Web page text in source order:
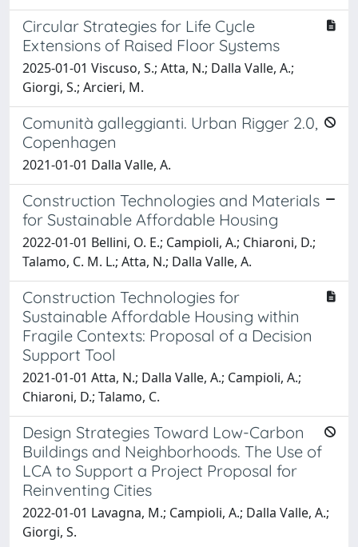
Circular Strategies for Life Cycle
Extensions of Raised Floor Systems
2025-01-01 Viscuso, S.; Atta, N.; Dalla Valle, A.;
Giorgi, S.; Arcieri, M.
Comunità galleggianti. Urban Rigger 2.0,
Copenhagen
2021-01-01 Dalla Valle, A.
Construction Technologies and Materials
for Sustainable Affordable Housing
2022-01-01 Bellini, O. E.; Campioli, A.; Chiaroni, D.;
Talamo, C. M. L.; Atta, N.; Dalla Valle, A.
Construction Technologies for
Sustainable Affordable Housing within
Fragile Contexts: Proposal of a Decision
Support Tool
2021-01-01 Atta, N.; Dalla Valle, A.; Campioli, A.;
Chiaroni, D.; Talamo, C.
Design Strategies Toward Low-Carbon
Buildings and Neighborhoods. The Use of
LCA to Support a Project Proposal for
Reinventing Cities
2022-01-01 Lavagna, M.; Campioli, A.; Dalla Valle, A.;
Giorgi, S.